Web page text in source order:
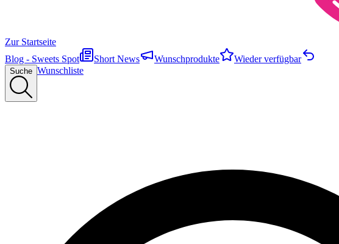
Zur Startseite
Blog - Sweets Spot
Short News Wunschprodukte Wieder verfügbar
Suche Wunschliste